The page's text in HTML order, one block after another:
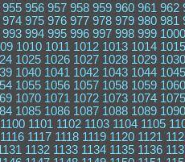
955 956 957 958 959 960 961 962
974 975 976 977 978 979 980 981
993 994 995 996 997 998 999 1000
1010 1011 1012 1013 1014 1015
1025 1026 1027 1028 1029 1030
1040 1041 1042 1043 1044 1045
1055 1056 1057 1058 1059 1060
1070 1071 1072 1073 1074 1075
1085 1086 1087 1088 1089 1090
1100 1101 1102 1103 1104 1105
1116 1117 1118 1119 1120 1121
1132 1133 1134 1135 1136